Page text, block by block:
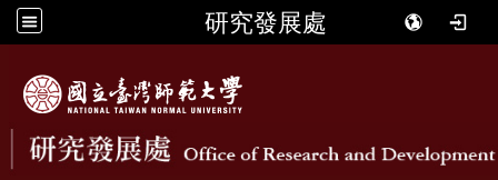
研究發展處